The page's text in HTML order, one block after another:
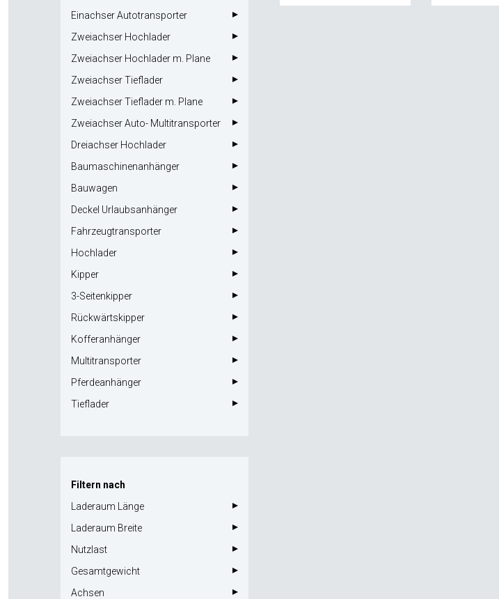
Einachser Autotransporter
Zweiachser Hochlader
Zweiachser Hochlader m. Plane
Zweiachser Tieflader
Zweiachser Tieflader m. Plane
Zweiachser Auto- Multitransporter
Dreiachser Hochlader
Baumaschinenanhänger
Bauwagen
Deckel Urlaubsanhänger
Fahrzeugtransporter
Hochlader
Kipper
3-Seitenkipper
Rückwärtskipper
Kofferanhänger
Multitransporter
Pferdeanhänger
Tieflader
Filtern nach
Laderaum Länge
Laderaum Breite
Nutzlast
Gesamtgewicht
Achsen